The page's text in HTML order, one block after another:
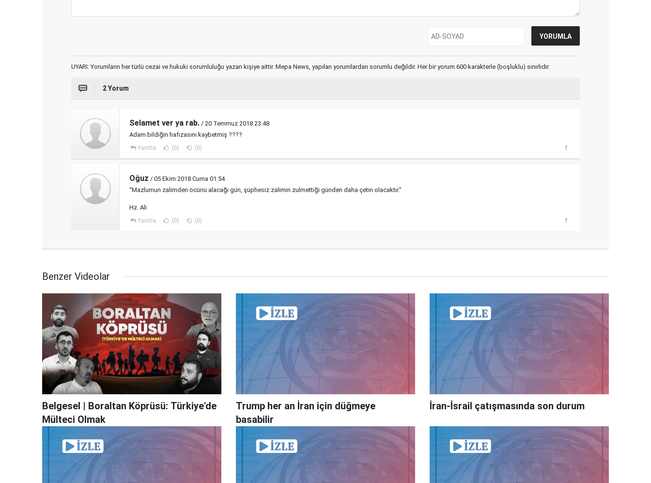
UYARI: Yorumların her türlü cezai ve hukuki sorumluluğu yazan kişiye aittir. Mepa News, yapılan yorumlardan sorumlu değildir. Her bir yorum 600 karakterle (boşluklu) sınırlıdır.
2 Yorum
Selamet ver ya rab. / 20 Temmuz 2018 23:48
Adam bildiğin hafızasını kaybetmiş ????
Yanıtla (0) (0)
Oğuz / 05 Ekim 2018 Cuma 01:54
“Mazlumun zalimden öcünü alacağı gün, şüphesiz zalimin zulmettiği günden daha çetin olacaktır.”
Hz. Ali
Yanıtla (0) (0)
Benzer Videolar
Belgesel | Boraltan Köprüsü: Türkiye'de
Mülteci Olmak
Trump her an İran için düğmeye
basabilir
İran-İsrail çatışmasında son durum